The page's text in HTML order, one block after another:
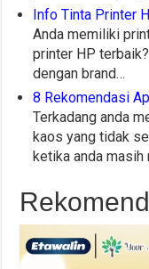
Info Tinta Printer
Anda memiliki
printer HP
dengan brand…
8 Rekomendasi
Terkadang anda
kaos yang tidak
ketika anda masih